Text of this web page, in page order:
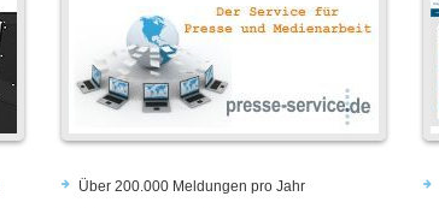
Über 200.000 Meldungen pro Jahr